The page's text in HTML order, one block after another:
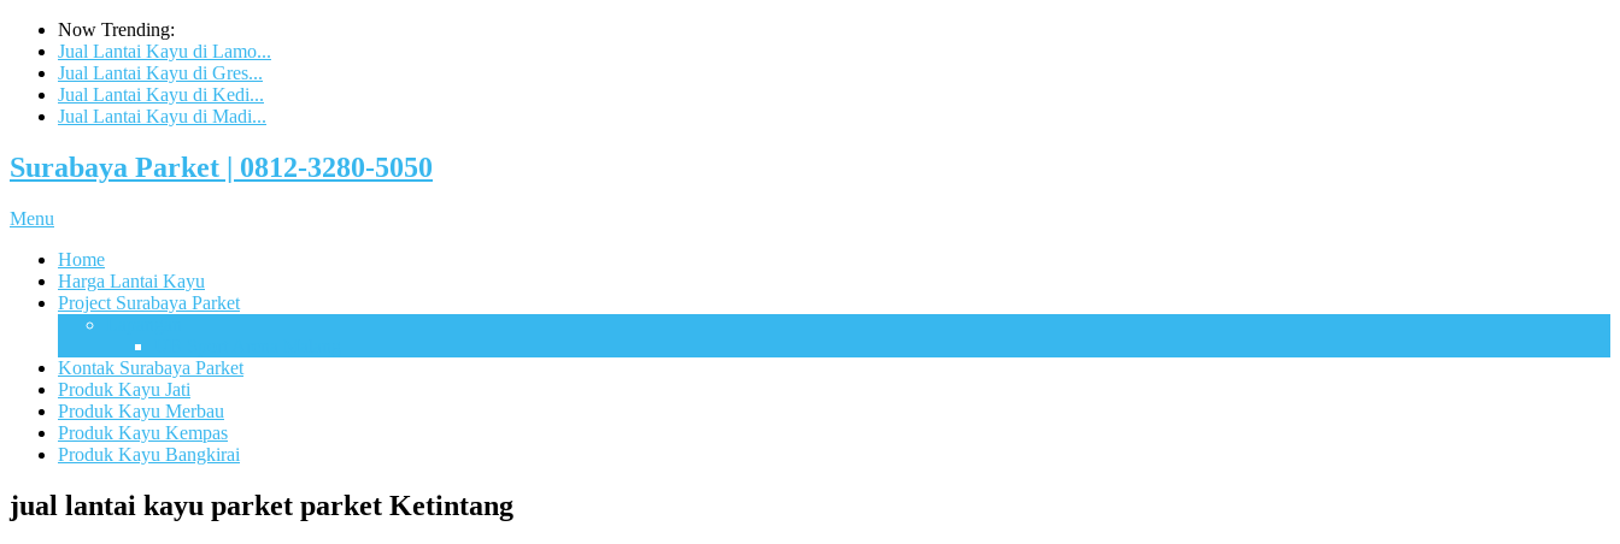
Now Trending:
Jual Lantai Kayu di Lamo...
Jual Lantai Kayu di Gres...
Jual Lantai Kayu di Kedi...
Jual Lantai Kayu di Madi...
Surabaya Parket | 0812-3280-5050
Menu
Home
Harga Lantai Kayu
Project Surabaya Parket
Kontak Surabaya Parket
Produk Kayu Jati
Produk Kayu Merbau
Produk Kayu Kempas
Produk Kayu Bangkirai
jual lantai kayu parket parket Ketintang